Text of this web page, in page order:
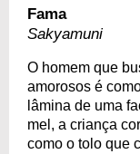
Fama
Sakyamuni
O homem que
amorosos é
lâmina de uma
mel, a criança
como o tolo que